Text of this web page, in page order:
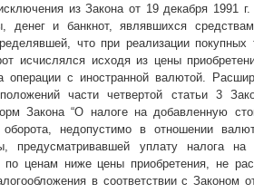
из Закона от 19 декабря 1991 г.
денег и банкнот, являвшихся
что при реализации
исчислялся исходя из цены
операции с иностранной валютой.
части четвертой статьи 3
Закона “О налоге на добавленную
оборота, недопустимо в отношении
предусматривавшей уплату налога на
по ценам ниже цены приобретения, не
в соответствии с Законом